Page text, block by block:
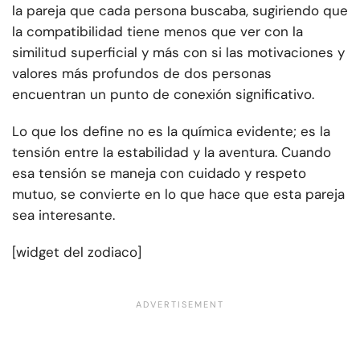
la pareja que cada persona buscaba, sugiriendo que
la compatibilidad tiene menos que ver con la
similitud superficial y más con si las motivaciones y
valores más profundos de dos personas
encuentran un punto de conexión significativo.
Lo que los define no es la química evidente; es la
tensión entre la estabilidad y la aventura. Cuando
esa tensión se maneja con cuidado y respeto
mutuo, se convierte en lo que hace que esta pareja
sea interesante.
[widget del zodiaco]